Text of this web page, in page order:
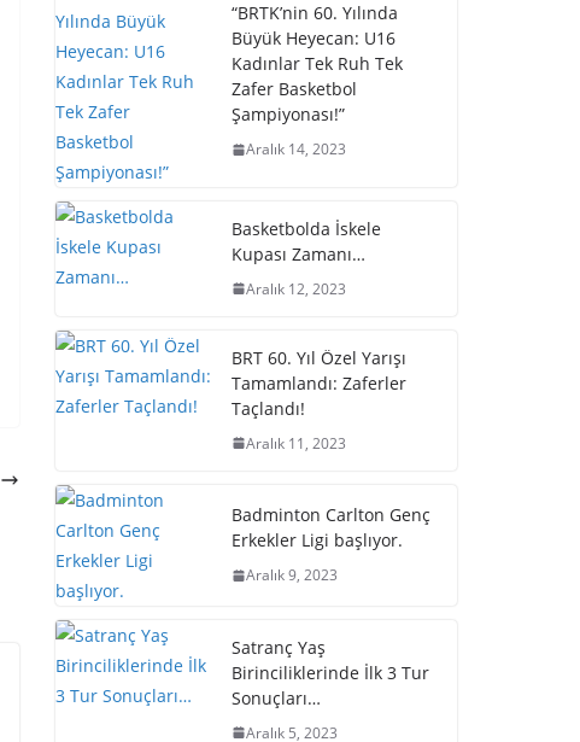
“BRTK’nin 60. Yılında
Büyük Heyecan: U16
Kadınlar Tek Ruh Tek
Zafer Basketbol
Şampiyonası!”
Aralık 14, 2023
Basketbolda İskele
Kupası Zamanı…
Aralık 12, 2023
BRT 60. Yıl Özel Yarışı
Tamamlandı: Zaferler
Taçlandı!
Aralık 11, 2023
Badminton Carlton Genç
Erkekler Ligi başlıyor.
Aralık 9, 2023
Satranç Yaş
Birinciliklerinde İlk 3 Tur
Sonuçları…
Aralık 5, 2023